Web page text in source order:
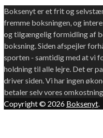
Boksenyt er et frit og
fremme boksningen, og
og tilgængelig formidling af
boksning. Siden afspejler
sporten - samtidig med at vi
holdning til alle lejre. Det er
driver siden. Vi har ingen
betaler selv vores
Copyright © 2026 Boksenyt.